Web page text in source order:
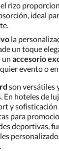
el rizo
ideal
la
un toque
un accesorio
evento o
son versátiles
En hoteles de
y sofisticación
para
deportivas,